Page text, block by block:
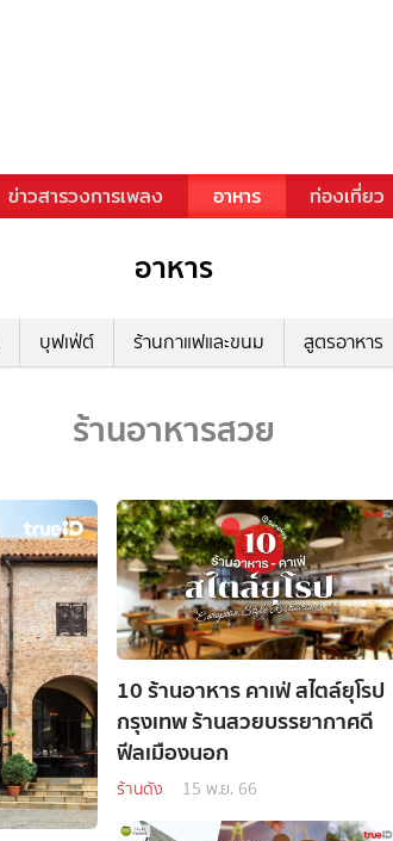
ข่าวสารวงการเพลง อาหาร ท่องเที่ยว
อาหาร
บุฟเฟ่ต์ ร้านกาแฟและขนม สูตรอาหาร
ร้านอาหารสวย
10 ร้านอาหาร คาเฟ่ สไตล์ยุโรป
กรุงเทพ ร้านสวยบรรยากาศดี
ฟีลเมืองนอก
ร้านดัง 15 พ.ย. 66